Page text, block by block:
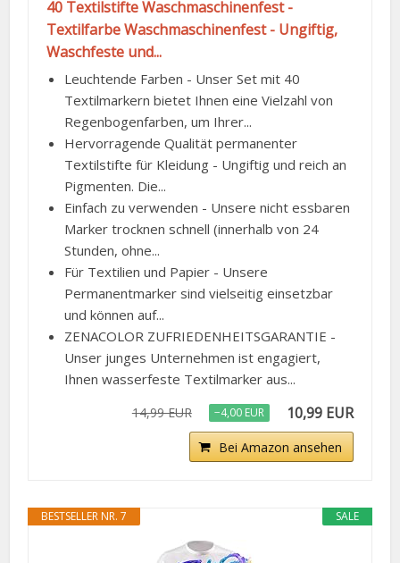
40 Textilstifte Waschmaschinenfest -
Textilfarbe Waschmaschinenfest - Ungiftig,
Waschfeste und...
Leuchtende Farben - Unser Set mit 40
Textilmarkern bietet Ihnen eine Vielzahl von
Regenbogenfarben, um Ihrer...
Hervorragende Qualität permanenter
Textilstifte für Kleidung - Ungiftig und reich an
Pigmenten. Die...
Einfach zu verwenden - Unsere nicht essbaren
Marker trocknen schnell (innerhalb von 24
Stunden, ohne...
Für Textilien und Papier - Unsere
Permanentmarker sind vielseitig einsetzbar
und können auf...
ZENACOLOR ZUFRIEDENHEITSGARANTIE -
Unser junges Unternehmen ist engagiert,
Ihnen wasserfeste Textilmarker aus...
14,99 EUR −4,00 EUR 10,99 EUR
Bei Amazon ansehen
SALE
BESTSELLER NR. 7